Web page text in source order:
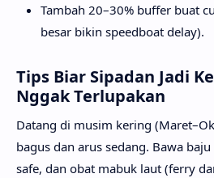
Tambah 20–30% buffer buat
besar bikin speedboat delay).
Tips Biar Sipadan Jadi
Nggak Terlupakan
Datang di musim kering
bagus dan arus sedang. Bawa
safe, dan obat mabuk laut (ferry